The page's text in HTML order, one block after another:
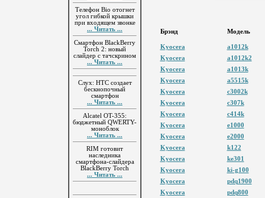
Телефон Bio отогнет
угол гибкой крышки
при входящем звонке
... Читать ...
Смартфон BlackBerry
Torch 2: новый
слайдер с тачскрином
... Читать ...
Слух: HTC создает
бескнопочный
смартфон
... Читать ...
Alcatel OT-355:
бюджетный QWERTY-
моноблок
... Читать ...
RIM готовит
наследника
смартфона-слайдера
BlackBerry Torch
... Читать ...
Брэнд Модель
Kyocera
a1012k
Kyocera
a1012k2
Kyocera
a1013k
Kyocera
a5515k
Kyocera
c3002k
Kyocera
c307k
Kyocera
c414k
Kyocera
e1000
Kyocera
e2000
Kyocera
k122
Kyocera
ke301
Kyocera
ki-g100
Kyocera
pdq1900
Kyocera
pdq800